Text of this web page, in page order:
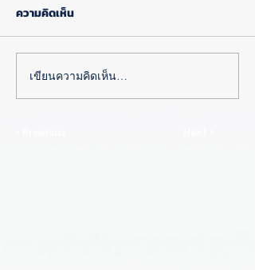
ความคิดเห็น
เขียนความคิดเห็น…